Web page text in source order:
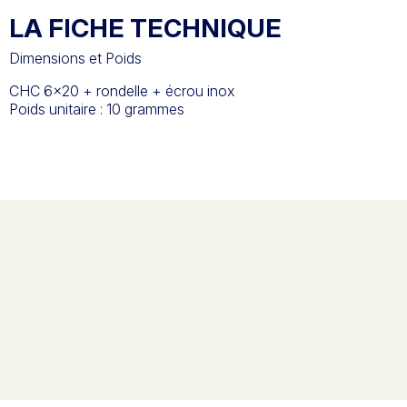
LA FICHE TECHNIQUE
Dimensions et Poids
CHC 6x20 + rondelle + écrou inox
Poids unitaire : 10 grammes